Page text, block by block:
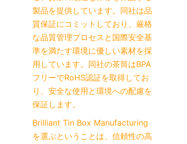
製品を提供しています。同社は品
質保証にコミットしており、厳格
な品質管理プロセスと国際安全基
準を満たす環境に優しい素材を採
用しています。同社の茶筒はBPA
フリーでRoHS認証を取得してお
り、安全な使用と環境への配慮を
保証します。
Brilliant Tin Box Manufacturing
を選ぶということは、信頼性の高